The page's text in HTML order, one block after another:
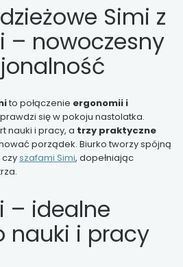
Simi z
– nowoczesny
to połączenie ergonomii i
się w pokoju nastolatka.
nauki i pracy, a trzy praktyczne
porządek. Biurko tworzy spójną
czyszafami Simi, dopełniając
– idealne
nauki i pracy